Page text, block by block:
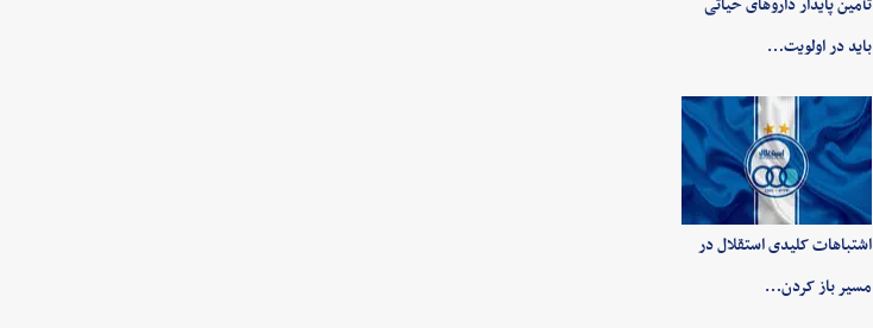
تأمین پایدار داروهای حیاتی
باید در اولویت…
اشتباهات کلیدی استقلال در
مسیر باز کردن…